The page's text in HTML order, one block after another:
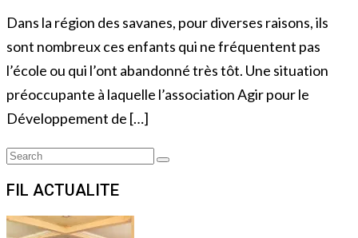
Dans la région des savanes, pour diverses raisons, ils
sont nombreux ces enfants qui ne fréquentent pas
l’école ou qui l’ont abandonné très tôt. Une situation
préoccupante à laquelle l’association Agir pour le
Développement de […]
Search
Search
FIL ACTUALITE